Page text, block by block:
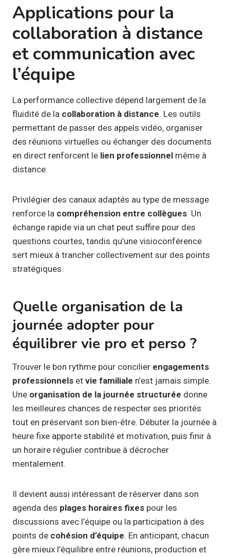
Applications pour la
collaboration à distance
et communication avec
l’équipe
La performance collective dépend largement de la
fluidité de la collaboration à distance. Les outils
permettant de passer des appels vidéo, organiser
des réunions virtuelles ou échanger des documents
en direct renforcent le lien professionnel même à
distance.
Privilégier des canaux adaptés au type de message
renforce la compréhension entre collègues. Un
échange rapide via un chat peut suffire pour des
questions courtes, tandis qu’une visioconférence
sert mieux à trancher collectivement sur des points
stratégiques.
Quelle organisation de la
journée adopter pour
équilibrer vie pro et perso ?
Trouver le bon rythme pour concilier engagements
professionnels et vie familiale n’est jamais simple.
Une organisation de la journée structurée donne
les meilleures chances de respecter ses priorités
tout en préservant son bien-être. Débuter la journée à
heure fixe apporte stabilité et motivation, puis finir à
un horaire régulier contribue à décrocher
mentalement.
Il devient aussi intéressant de réserver dans son
agenda des plages horaires fixes pour les
discussions avec l’équipe ou la participation à des
points de cohésion d’équipe. En anticipant, chacun
gère mieux l’équilibre entre réunions, production et